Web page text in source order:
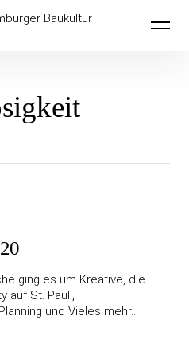
für Hamburger
ging es um Kreative, die
auf St. Pauli,
und Vieles mehr…